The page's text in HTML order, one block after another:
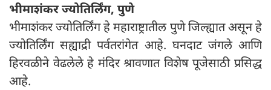
भीमाशंकर ज्योतिर्लिंग, पुणे
भीमाशंकर ज्योतिर्लिंग हे महाराष्ट्रातील पुणे जिल्ह्यात असून हे
ज्योतिर्लिंग सह्याद्री पर्वतरांगेत आहे. घनदाट जंगले आणि
हिरवळीने वेढलेले हे मंदिर श्रावणात विशेष पूजेसाठी प्रसिद्ध
आहे.